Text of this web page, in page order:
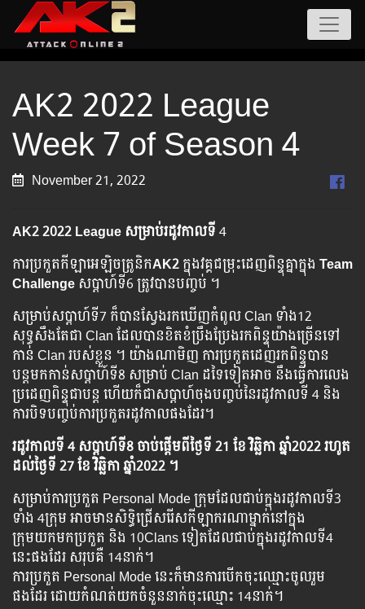
AK2 2022 League
Week 7 of Season 4
November 21, 2022
AK2 2022 League សម្រាប់រដូវកាលទី4
ការប្រកួតកីឡាអេឡិចត្រូនិកAK2ក្នុងវគ្គជម្រុះដេញពិន្ទុគ្នាក្នុង Team
Challenge សប្ដាហ៍ទី6 ត្រូវបានបញ្ចប់ ។
សម្រាប់សប្ដាហ៍ទី7 ក៏បានស្វែងរកឃើញកំពូល Clan ទាំង12
សុទ្ធសឹងតែជា Clan ដែលបានខិតខំប្រឹងប្រែងរកពិន្ទុយ៉ាងច្រើនទៅ
កាន់ Clan របស់ខ្លួន ។ យ៉ាងណាមិញ ការប្រកួតដេញរកពិន្ទុបាន
បន្តមកកាន់សប្តាហ៍ទី8 សម្រាប់ Clan ដទៃទៀតអាច នឹងធ្វើការលេង
ប្រដេញពិន្ទុជាបន្ត ហើយក៏ជាសប្ដាហ៍ចុងបញ្ចប់នៃរដូវកាលទី 4 និង
ការបិទបញ្ចប់ការប្រកួតរដូវកាលផងដែរ។
រដូវកាលទី 4 សប្ដាហ៍ទី8 ចាប់ផ្ដើមពីថ្ងៃទី 21 ខែ វិឆ្ឆិកា ឆ្នាំ2022 រហូត
ដល់ថ្ងៃទី 27 ខែ វិឆ្ឆិកា ឆ្នាំ2022 ។
សម្រាប់ការប្រកួត Personal Mode ក្រុមដែលជាប់ក្នុងរដូវកាលទី3
ទាំង 4ក្រុម អាចមានសិទ្ធិជ្រើសរើសកីឡាករណាម្នាក់នៅក្នុង
ក្រុមយកមកប្រកួត និង 10Clans ទៀតដែលជាប់ក្នុងរដូវកាលទី4
នេះផងដែរ សរុបគឺ 14នាក់។
ការប្រកួត Personal Mode នេះក៏មានការបើកចុះឈ្មោះចូលរួម
ផងដែរ ដោយកំណត់យកចំនួននាក់ចុះឈ្មោះ 14នាក់។